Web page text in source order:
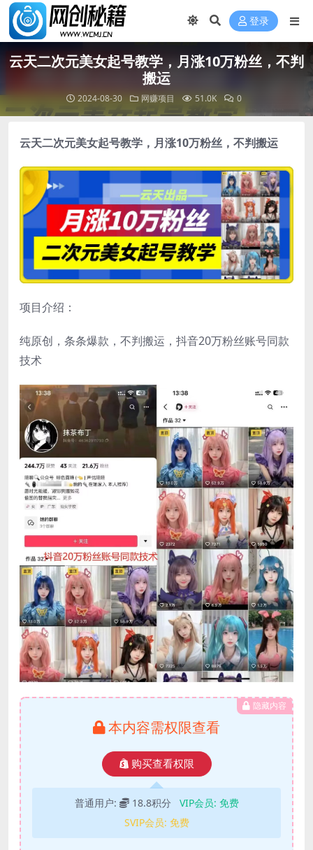
登录
云天二次元美女起号教学，月涨10万粉丝，不判
搬运
2024-08-30 网赚项目 51.0K 0
云天二次元美女起号教学 ，月涨10万粉丝，不判搬运
项目介绍：
纯原创，条条爆款，不判搬运，抖音20万粉丝账号同款
技术
隐藏内容
本内容需权限查看
购买查看权限
普通用户: 18.8积分 VIP会员: 免费
SVIP会员: 免费